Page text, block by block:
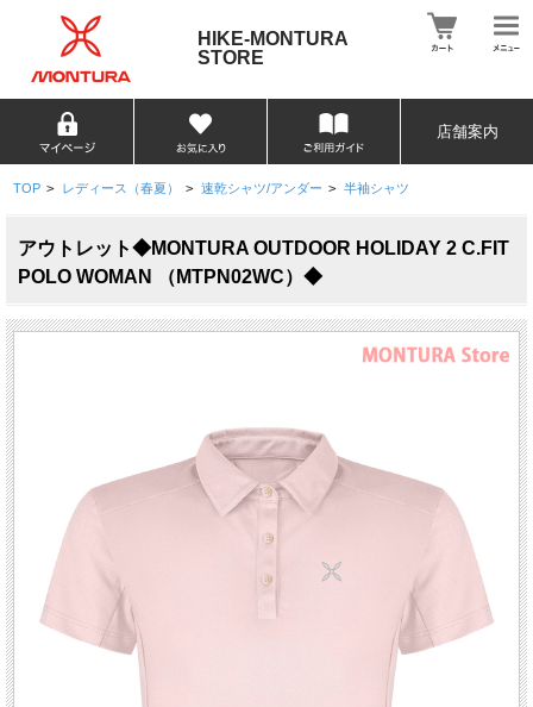
HIKE-MONTURA
STORE
店舗案内
TOP > レディース（春夏） > 速乾シャツ/アンダー > 半袖シャツ
アウトレット◆MONTURA OUTDOOR HOLIDAY 2 C.FIT
POLO WOMAN （MTPN02WC）◆